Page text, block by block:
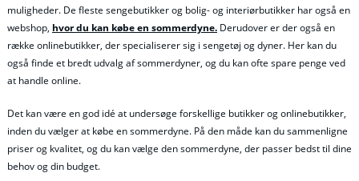
muligheder. De fleste sengebutikker og bolig- og interiørbutikker har også en
webshop, hvor du kan købe en sommerdyne. Derudover er der også en
række onlinebutikker, der specialiserer sig i sengetøj og dyner. Her kan du
også finde et bredt udvalg af sommerdyner, og du kan ofte spare penge ved
at handle online.
Det kan være en god idé at undersøge forskellige butikker og onlinebutikker,
inden du vælger at købe en sommerdyne. På den måde kan du sammenligne
priser og kvalitet, og du kan vælge den sommerdyne, der passer bedst til dine
behov og din budget.